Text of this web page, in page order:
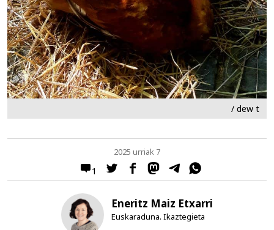
/ dew t
1
2025 urriak 7
Eneritz Maiz Etxarri
Euskaraduna. Ikaztegieta